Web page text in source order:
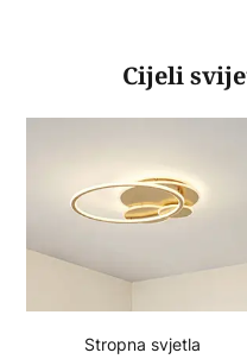
Cijeli
Stropna svjetla